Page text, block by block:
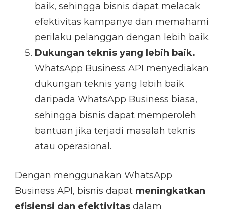
baik, sehingga bisnis dapat melacak
efektivitas kampanye dan memahami
perilaku pelanggan dengan lebih baik.
Dukungan teknis yang lebih baik.
WhatsApp Business API menyediakan
dukungan teknis yang lebih baik
daripada WhatsApp Business biasa,
sehingga bisnis dapat memperoleh
bantuan jika terjadi masalah teknis
atau operasional.
Dengan menggunakan WhatsApp
Business API, bisnis dapat meningkatkan
efisiensi dan efektivitas dalam